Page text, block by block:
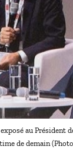
exposé au
de demain